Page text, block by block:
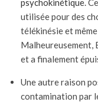
psychokinétique.
utilisée pour des
télékinésie et
Malheureusement,
et a finalement
Une autre raison
contamination par